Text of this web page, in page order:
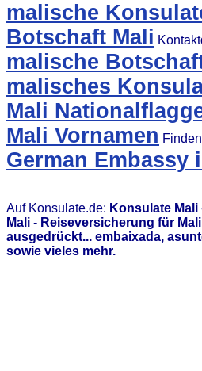
malische
Botschaft Mali
malische
malisches
Mali
Mali Vornamen
German Embassy
Auf Konsulate.de: Konsulate Mali
Mali - Reiseversicherung für Mali
ausgedrückt... embaixada,
sowie vieles mehr.